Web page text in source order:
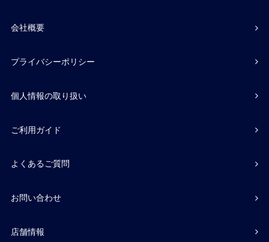
会社概要
プライバシーポリシー
個人情報の取り扱い
ご利用ガイド
よくあるご質問
お問い合わせ
店舗情報